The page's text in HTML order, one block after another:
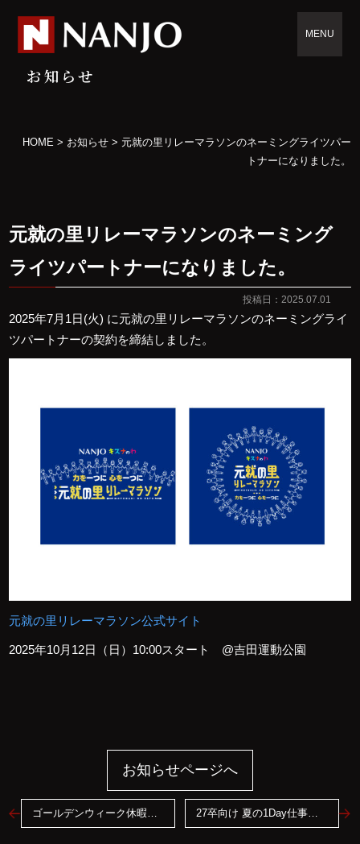
MENU
お知らせ
HOME> お知らせ> 元就の里リレーマラソンのネーミングライツパー
トナーになりました。
元就の里リレーマラソンのネーミング
ライツパートナーになりました。
投稿日：2025.07.01
2025年7月1日(火) に元就の里リレーマラソンのネーミングライ
ツパートナーの契約を締結しました。
元就の里リレーマラソン公式サイト
2025年10月12日（日）10:00スタート @吉田運動公園
お知らせページへ
ゴールデンウィーク休暇のお知らせ 27卒向け 夏の1Day仕事体験開催！【参加者募集中】